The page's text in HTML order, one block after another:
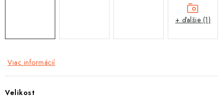
Rozbalené, zánovné a použité produkty
Ochrana osobných údajov
Tabuľky veľkostí odevov, prilieb a obuvi rôznych značiek
Viac informácií
Velikost
+ ďalšie (1)